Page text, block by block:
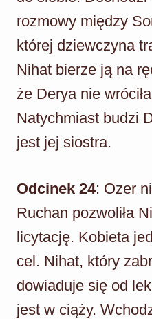
rozmowy między
której dziewczyna
Nihat bierze ją na
że Derya nie
Natychmiast budzi
jest jej siostra.
Odcinek 24: Ozer
Ruchan pozwoliła
licytację. Kobieta
cel. Nihat, który
dowiaduje się od
jest w ciąży.